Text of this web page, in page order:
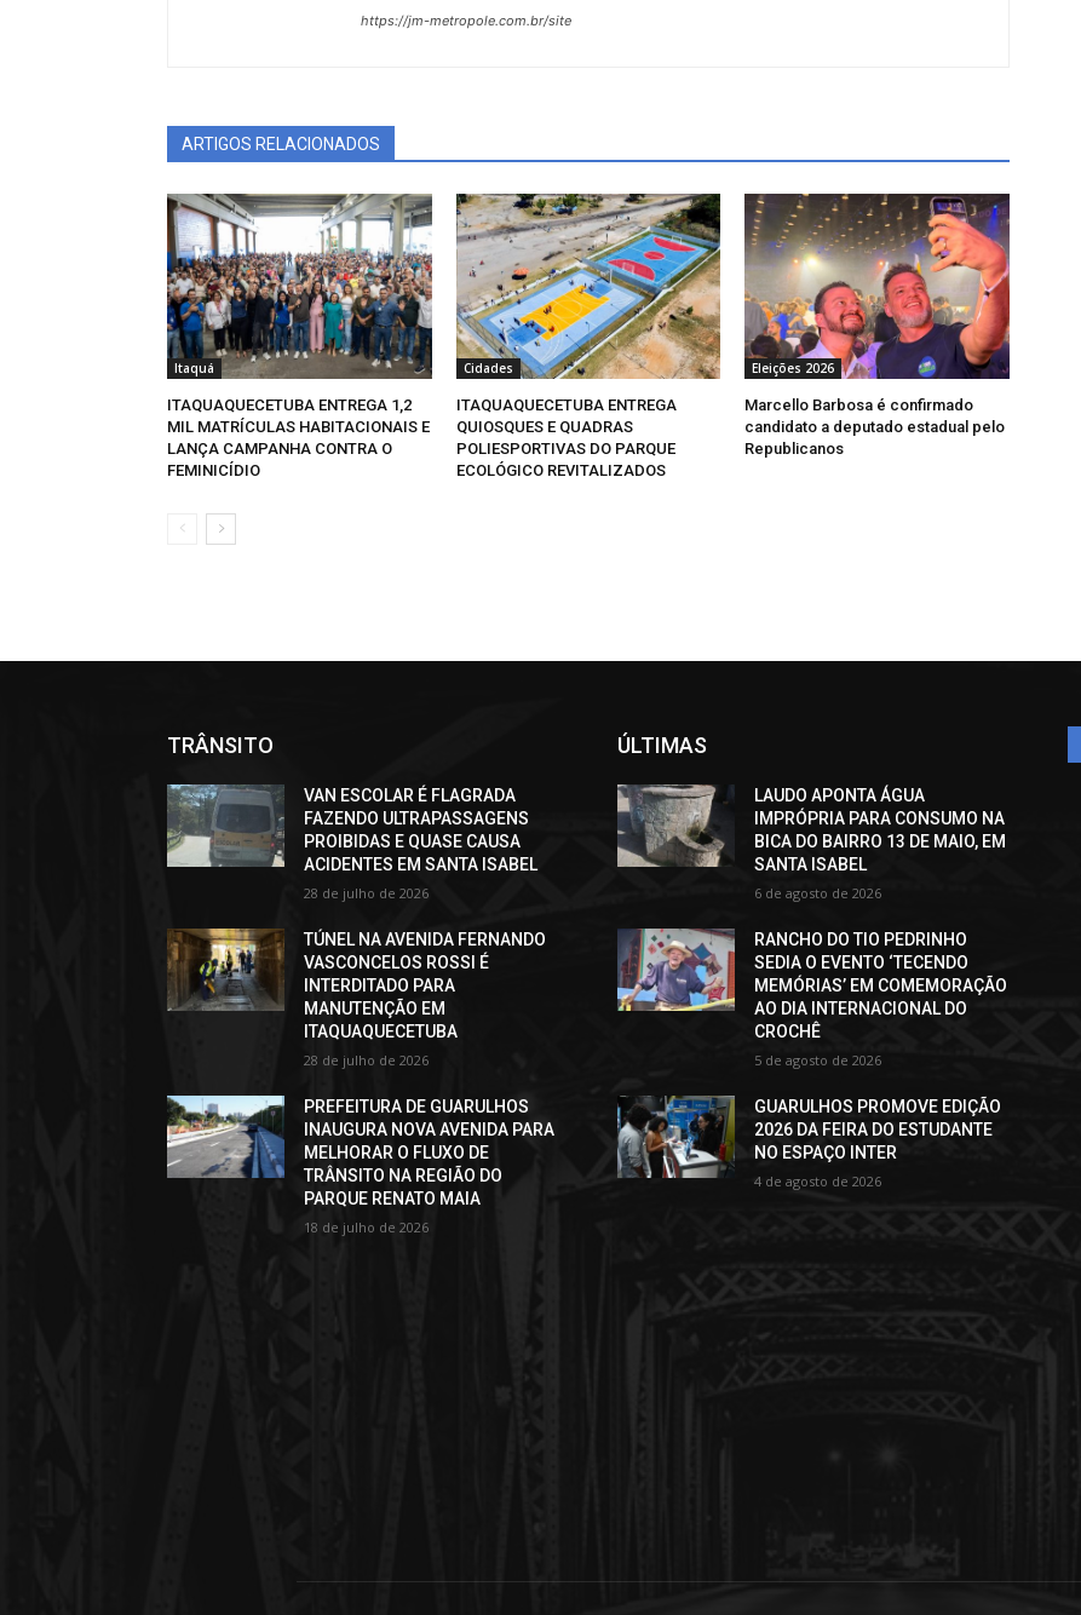
https://jm-metropole.com.br/site
ARTIGOS RELACIONADOS
Itaquá
ITAQUAQUECETUBA ENTREGA 1,2
MIL MATRÍCULAS HABITACIONAIS E
LANÇA CAMPANHA CONTRA O
FEMINICÍDIO
Cidades
ITAQUAQUECETUBA ENTREGA
QUIOSQUES E QUADRAS
POLIESPORTIVAS DO PARQUE
ECOLÓGICO REVITALIZADOS
Eleições 2026
Marcello Barbosa é confirmado
candidato a deputado estadual pelo
Republicanos
TRÂNSITO
VAN ESCOLAR É FLAGRADA
FAZENDO ULTRAPASSAGENS
PROIBIDAS E QUASE CAUSA
ACIDENTES EM SANTA ISABEL
28 de julho de 2026
TÚNEL NA AVENIDA FERNANDO
VASCONCELOS ROSSI É
INTERDITADO PARA
MANUTENÇÃO EM
ITAQUAQUECETUBA
28 de julho de 2026
PREFEITURA DE GUARULHOS
INAUGURA NOVA AVENIDA PARA
MELHORAR O FLUXO DE
TRÂNSITO NA REGIÃO DO
PARQUE RENATO MAIA
18 de julho de 2026
ÚLTIMAS
LAUDO APONTA ÁGUA
IMPRÓPRIA PARA CONSUMO NA
BICA DO BAIRRO 13 DE MAIO, EM
SANTA ISABEL
6 de agosto de 2026
RANCHO DO TIO PEDRINHO
SEDIA O EVENTO ‘TECENDO
MEMÓRIAS’ EM COMEMORAÇÃO
AO DIA INTERNACIONAL DO
CROCHÊ
5 de agosto de 2026
GUARULHOS PROMOVE EDIÇÃO
2026 DA FEIRA DO ESTUDANTE
NO ESPAÇO INTER
4 de agosto de 2026